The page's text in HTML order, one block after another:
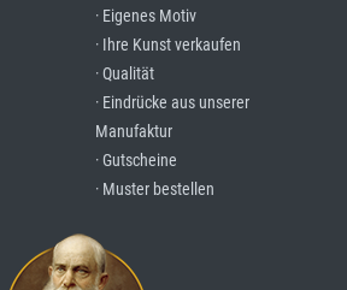
· Eigenes Motiv
· Ihre Kunst verkaufen
· Qualität
· Eindrücke aus unserer
Manufaktur
· Gutscheine
· Muster bestellen